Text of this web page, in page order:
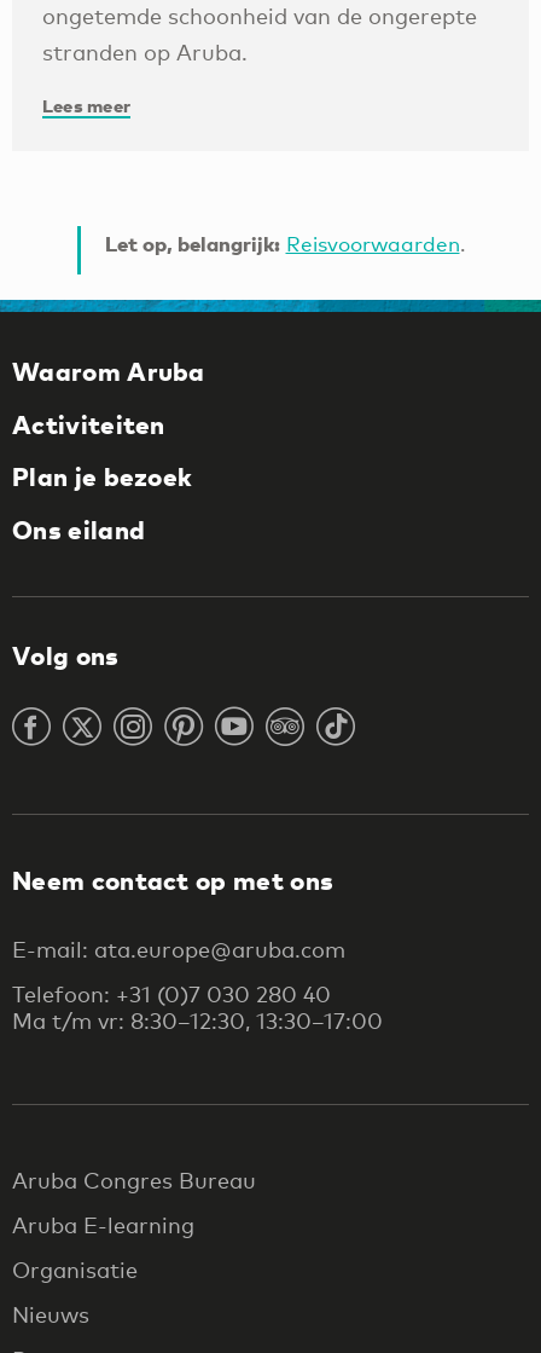
ongetemde schoonheid van de ongerepte
stranden op Aruba.
Lees meer
Let op, belangrijk: Reisvoorwaarden.
Waarom Aruba
Activiteiten
Plan je bezoek
Ons eiland
Volg ons
Neem contact op met ons
E-mail: ata.europe@aruba.com
Telefoon: +31 (0)7 030 280 40
Ma t/m vr: 8:30–12:30, 13:30–17:00
Aruba Congres Bureau
Aruba E-learning
Organisatie
Nieuws